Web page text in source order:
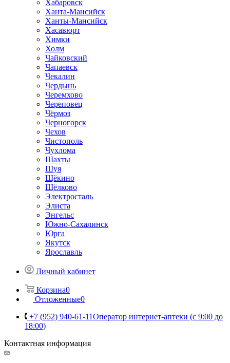
Хабаровск
Ханта-Мансийск
Ханты-Мансийск
Хасавюрт
Химки
Холм
Чайковский
Чапаевск
Чекалин
Чердынь
Черемхово
Череповец
Чёрмоз
Черногорск
Чехов
Чистополь
Чухлома
Шахты
Шуя
Щёкино
Щёлково
Электросталь
Элиста
Энгельс
Южно-Сахалинск
Юрга
Якутск
Ярославль
Личный кабинет
Корзина0
Отложенные0
+7 (952) 940-61-11Оператор интернет-аптеки (с 9:00 до
18:00)
Контактная информация